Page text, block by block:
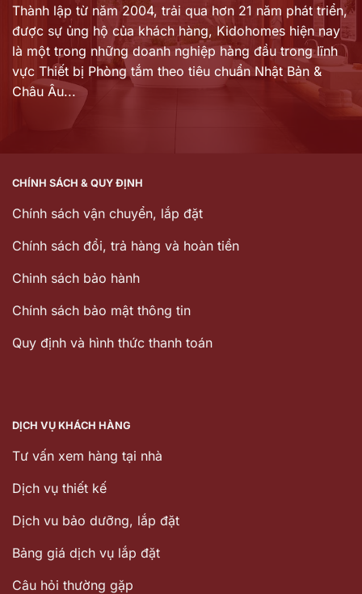
Thành lập từ năm 2004, trải qua hơn 21 năm phát triển,
được sự ủng hộ của khách hàng, Kidohomes hiện nay
là một trong những doanh nghiệp hàng đầu trong lĩnh
vực Thiết bị Phòng tắm theo tiêu chuẩn Nhật Bản &
Châu Âu...
CHÍNH SÁCH & QUY ĐỊNH
Chính sách vận chuyển, lắp đặt
Chính sách đổi, trả hàng và hoàn tiền
Chinh sách bảo hành
Chính sách bảo mật thông tin
Quy định và hình thức thanh toán
DỊCH VỤ KHÁCH HÀNG
Tư vấn xem hàng tại nhà
Dịch vụ thiết kế
Dịch vu bảo dưỡng, lắp đặt
Bảng giá dịch vụ lắp đặt
Câu hỏi thường gặp